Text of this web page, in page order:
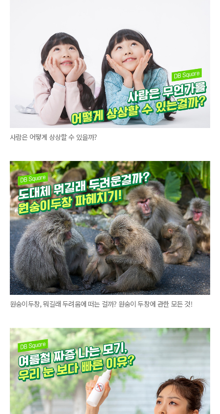
사람은 어떻게 상상할 수 있을까?
원숭이두창, 뭐길래 두려움에 떠는 걸까? 원숭이 두창에 관한 모든 것!